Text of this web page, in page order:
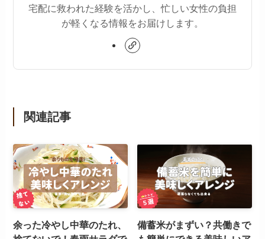
宅配に救われた経験を活かし、忙しい女性の負担
が軽くなる情報をお届けします。
関連記事
余った冷やし中華のたれ、
備蓄米がまずい？共働きで